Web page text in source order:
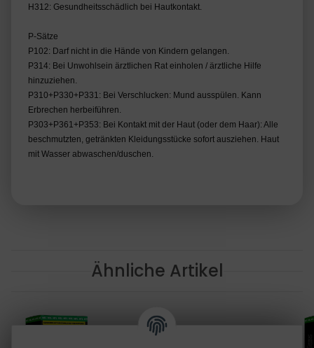
H312: Gesundheitsschädlich bei Hautkontakt.
P-Sätze
P102: Darf nicht in die Hände von Kindern gelangen.
P314: Bei Unwohlsein ärztlichen Rat einholen / ärztliche Hilfe
hinzuziehen.
P310+P330+P331: Bei Verschlucken: Mund ausspülen. Kann
Erbrechen herbeiführen.
P303+P361+P353: Bei Kontakt mit der Haut (oder dem Haar): Alle
beschmutzten, getränkten Kleidungsstücke sofort ausziehen. Haut
mit Wasser abwaschen/duschen.
Ähnliche Artikel